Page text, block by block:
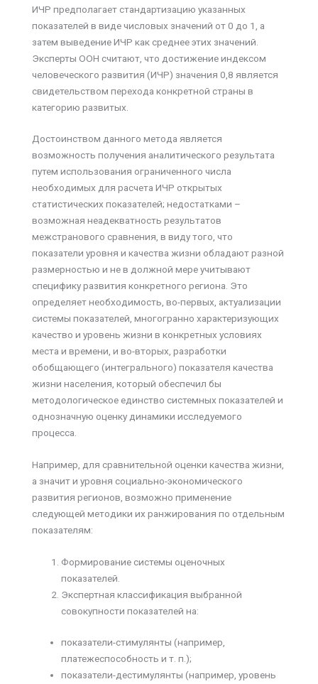
ИЧР предполагает стандартизацию указанных
показателей в виде числовых значений от 0 до 1, а
затем выведение ИЧР как среднее этих значений.
Эксперты ООН считают, что достижение индексом
человеческого развития (ИЧР) значения 0,8 является
свидетельством перехода конкретной страны в
категорию развитых.
Достоинством данного метода является
возможность получения аналитического результата
путем использования ограниченного числа
необходимых для расчета ИЧР открытых
статистических показателей; недостатками –
возможная неадекватность результатов
межстранового сравнения, в виду того, что
показатели уровня и качества жизни обладают разной
размерностью и не в должной мере учитывают
специфику развития конкретного региона. Это
определяет необходимость, во-первых, актуализации
системы показателей, многогранно характеризующих
качество и уровень жизни в конкретных условиях
места и времени, и во-вторых, разработки
обобщающего (интегрального) показателя качества
жизни населения, который обеспечил бы
методологическое единство системных показателей и
однозначную оценку динамики исследуемого
процесса.
Например, для сравнительной оценки качества жизни,
а значит и уровня социально-экономического
развития регионов, возможно применение
следующей методики их ранжирования по отдельным
показателям:
Формирование системы оценочных
показателей.
Экспертная классификация выбранной
совокупности показателей на:
показатели-стимулянты (например,
платежеспособность и т. п.);
показатели-дестимулянты (например, уровень